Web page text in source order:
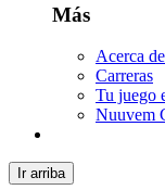
Más
Acerca de
Carreras
Tu juego
Nuuvem
Ir arriba